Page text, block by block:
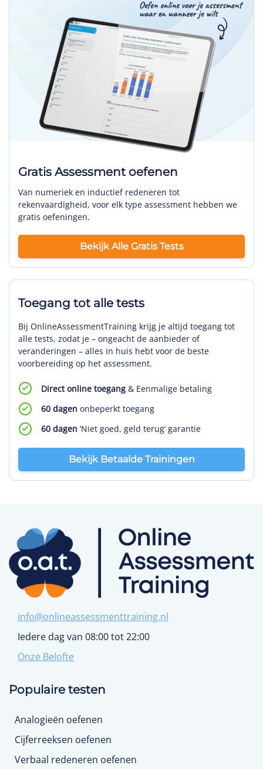
Gratis Assessment oefenen
Van numeriek en inductief redeneren tot
rekenvaardigheid, voor elk type assessment hebben we
gratis oefeningen.
Bekijk Alle Gratis Tests
Toegang tot alle tests
Bij OnlineAssessmentTraining krijg je altijd toegang tot
alle tests, zodat je – ongeacht de aanbieder of
veranderingen – alles in huis hebt voor de beste
voorbereiding op het assessment.
Direct online toegang & Eenmalige betaling
60 dagen onbeperkt toegang
60 dagen ‘Niet goed, geld terug’ garantie
Bekijk Betaalde Trainingen
info@onlineassessmenttraining.nl
Iedere dag van 08:00 tot 22:00
Onze Belofte
Populaire testen
Analogieën oefenen
Cijferreeksen oefenen
Verbaal redeneren oefenen